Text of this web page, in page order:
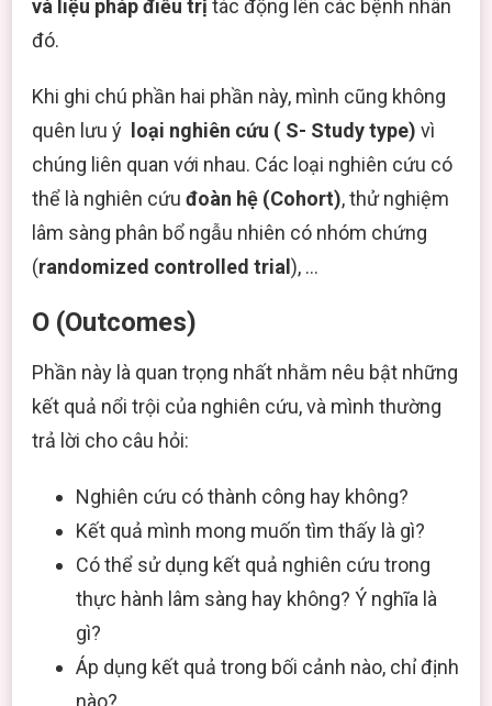
và liệu pháp điều trị tác động lên các bệnh nhân
đó.
Khi ghi chú phần hai phần này, mình cũng không
quên lưu ý loại nghiên cứu ( S- Study type) vì
chúng liên quan với nhau. Các loại nghiên cứu có
thể là nghiên cứu đoàn hệ (Cohort), thử nghiệm
lâm sàng phân bổ ngẫu nhiên có nhóm chứng
(randomized controlled trial), …
O (Outcomes)
Phần này là quan trọng nhất nhằm nêu bật những
kết quả nổi trội của nghiên cứu, và mình thường
trả lời cho câu hỏi:
Nghiên cứu có thành công hay không?
Kết quả mình mong muốn tìm thấy là gì?
Có thể sử dụng kết quả nghiên cứu trong
thực hành lâm sàng hay không? Ý nghĩa là
gì?
Áp dụng kết quả trong bối cảnh nào, chỉ định
nào?